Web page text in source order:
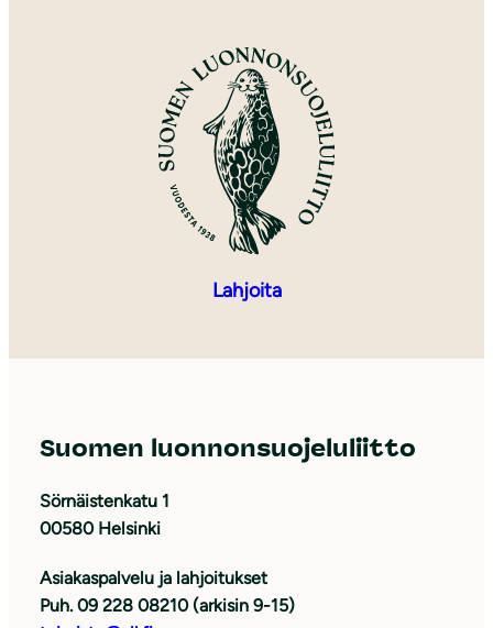
Lahjoita
Suomen luonnonsuojeluliitto
Sörnäistenkatu 1
00580 Helsinki
Asiakaspalvelu ja lahjoitukset
Puh. 09 228 08210 (arkisin 9-15)